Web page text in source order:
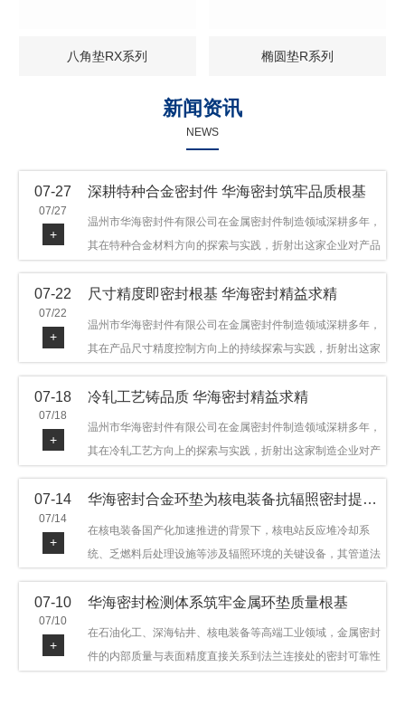
八角垫RX系列 椭圆垫R系列
新闻资讯
NEWS
07-27
07/27
+
深耕特种合金密封件 华海密封筑牢品质根基
温州市华海密封件有限公司在金属密封件制造领域深耕多年，
其在特种合金材料方向的探索与实践，折射出这家企业对产品
品，可提供多种材质方案，在石油机械、管道法兰、采油树、
07-22
07/22
+
尺寸精度即密封根基 华海密封精益求精
温州市华海密封件有限公司在金属密封件制造领域深耕多年，
其在产品尺寸精度控制方向上的持续探索与实践，折射出这家
产品，广泛应用于石油机械、管道法兰、采油树、井口装置等
领域。本文从尺寸精度的技术内涵及企业工艺积累等角度，呈
现华海密封在该领域的务实探索与稳步发展。
07-18
07/18
+
冷轧工艺铸品质 华海密封精益求精
温州市华海密封件有限公司在金属密封件制造领域深耕多年，
其在冷轧工艺方向上的探索与实践，折射出这家制造企业对产
品，广泛应用于石油机械、管道法兰、采油树、井口装置等领
步发展。
07-14
07/14
+
华海密封合金环垫为核电装备抗辐照密封提供可靠保障
在核电装备国产化加速推进的背景下，核电站反应堆冷却系
统、乏燃料后处理设施等涉及辐照环境的关键设备，其管道法
定与密封可靠。温州市华海密封件科技有限公司深耕金属密封
领域二十余年，依托八角垫、椭圆垫及RX/BX系列高压环垫等
全系列产品，以特种合金材质体系，为核电装备抗辐照密封提
供针对性配套方案。
07-10
07/10
+
华海密封检测体系筑牢金属环垫质量根基
在石油化工、深海钻井、核电装备等高端工业领域，金属密封
件的内部质量与表面精度直接关系到法兰连接处的密封可靠性